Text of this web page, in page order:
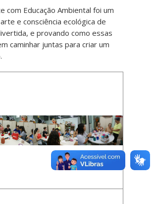
com Educação Ambiental foi um
e consciência ecológica de
e provando como essas
caminhar juntas para criar um